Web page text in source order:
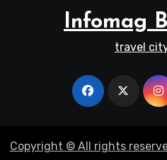
Infomag
travel
Copyright © All rights